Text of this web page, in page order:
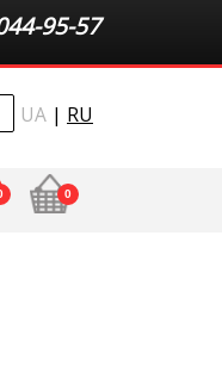
95-57
UA | RU
сайз
0